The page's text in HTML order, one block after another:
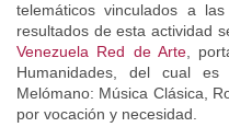
telemáticos vinculados a
resultados de esta actividad
Venezuela Red de Arte ,
Humanidades, del cual es
Melómano: Música Clásica,
por vocación y necesidad.